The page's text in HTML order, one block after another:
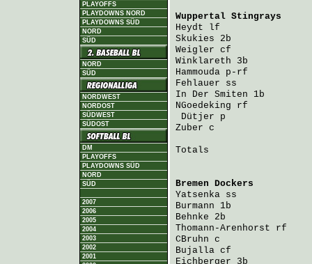
PLAYOFFS
PLAYDOWNS NORD
PLAYDOWNS SÜD
NORD
SÜD
NORD
SÜD
NORDWEST
NORDOST
SÜDWEST
SÜDOST
DM
PLAYOFFS
PLAYDOWNS SÜD
NORD
SÜD
2007
2006
2005
2004
2003
2002
2001
Wuppertal Stingrays
Heydt lf                  3
Skukies 2b
Weigler cf
Winklareth 3b
Hammouda p-rf
Fehlauer ss
In Der Smiten 1b
NGoedeking rf
Dütjer p
Zuber c
Totals
Bremen Dockers
Yatsenka ss
Burmann 1b
Behnke 2b
Thomann-Arenhorst rf
CBruhn c
Bujalla cf
Eichberger 3b